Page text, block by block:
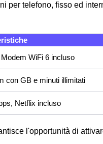
per telefono, fisso ed
WiFi 6 incluso
con GB e minuti illimitati
Netflix incluso
l'opportunità di